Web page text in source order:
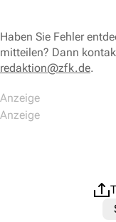
Haben Sie Fehler
mitteilen? Dann
redaktion@zfk.de.